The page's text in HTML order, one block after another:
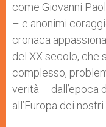
come Giovanni
– e anonimi
cronaca
del XX secolo, che
complesso,
verità – dall’epoca
all’Europa dei nostri